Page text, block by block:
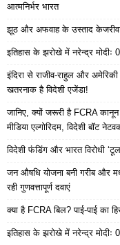
आत्मनिर्भर भारत
झूठ और अफवाह के उस्ताद
इतिहास के झरोखे में नरेन्द्र मोदीः
इंदिरा से राजीव-राहुल और
खतरनाक है विदेशी एजेंडा!
जानिए, क्यों जरूरी है FCRA
मीडिया एल्गोरिदम, विदेशी बॉट
विदेशी फंडिंग और भारत विरोधी
जन औषधि योजना बनी गरीब और
रही गुणवत्तापूर्ण दवाएं
क्या है FCRA बिल? पाई-पाई का
इतिहास के झरोखे में नरेन्द्र मोदीः